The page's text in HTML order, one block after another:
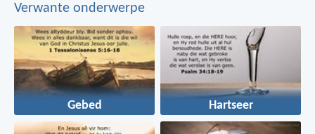
Verwante onderwerpe
Gebed Hartseer